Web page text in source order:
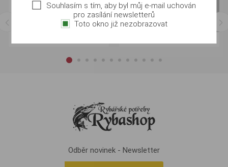
Odběr novinek - Newsletter
Souhlasím s tím, aby byl můj e-mail uchován
pro zasílání newsletterů
Toto okno již nezobrazovat